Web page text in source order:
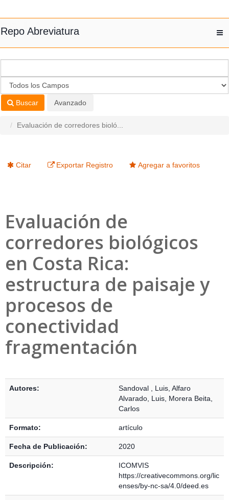
Repo Abreviatura
Buscar Avanzado
Evaluación de corredores bioló...
Citar Exportar Registro Agregar a favoritos
Evaluación de
corredores biológicos
en Costa Rica:
estructura de paisaje y
procesos de
conectividad
fragmentación
Autores: Sandoval , Luis Alfaro
Alvarado, Luis Morera Beita,
Carlos
Formato: artículo
Fecha de Publicación: 2020
Descripción:
ICOMVIS
https://creativecommons.org/lic
enses/by-nc-sa/4.0/deed.es